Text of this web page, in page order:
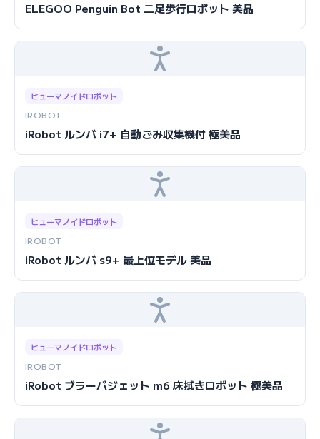
ELEGOO Penguin Bot 二足歩行ロボット 美品
ヒューマノイドロボット
IROBOT
iRobot ルンバ i7+ 自動ごみ収集機付 極美品
ヒューマノイドロボット
IROBOT
iRobot ルンバ s9+ 最上位モデル 美品
ヒューマノイドロボット
IROBOT
iRobot ブラーバジェット m6 床拭きロボット 極美品